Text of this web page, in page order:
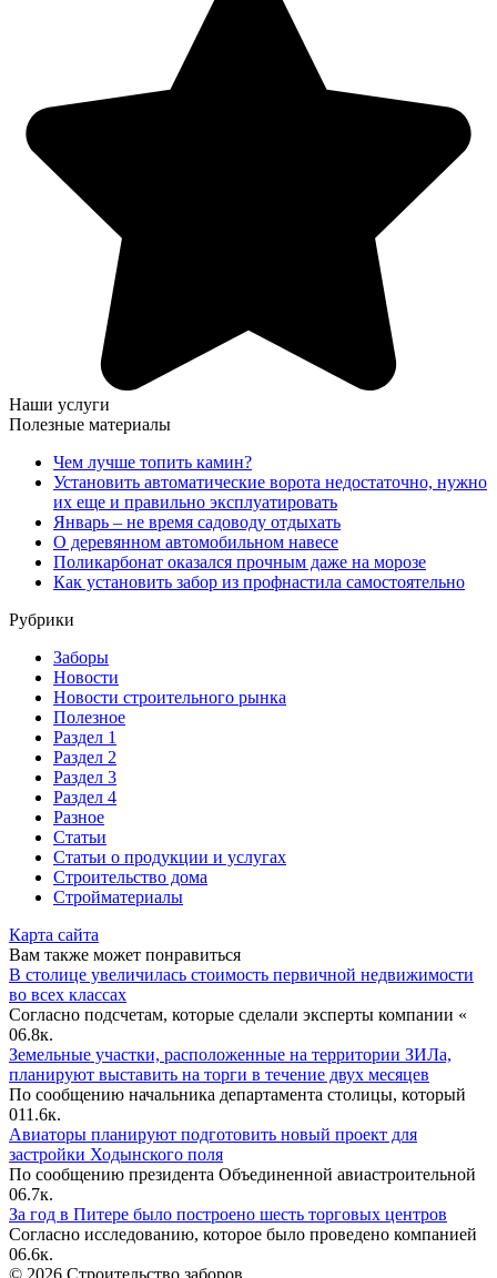
Наши услуги
Полезные материалы
Чем лучше топить камин?
Установить автоматические ворота недостаточно, нужно
их еще и правильно эксплуатировать
Январь – не время садоводу отдыхать
О деревянном автомобильном навесе
Поликарбонат оказался прочным даже на морозе
Как установить забор из профнастила самостоятельно
Рубрики
Заборы
Новости
Новости строительного рынка
Полезное
Раздел 1
Раздел 2
Раздел 3
Раздел 4
Разное
Статьи
Статьи o продукции и услугах
Строительство дома
Стройматериалы
Карта сайта
Вам также может понравиться
В столице увеличилась стоимость первичной недвижимости
во всех классах
Согласно подсчетам, которые сделали эксперты компании «
06.8к.
Земельные участки, расположенные на территории ЗИЛа,
планируют выставить на торги в течение двух месяцев
По сообщению начальника департамента столицы, который
011.6к.
Авиаторы планируют подготовить новый проект для
застройки Ходынского поля
По сообщению президента Объединенной авиастроительной
06.7к.
За год в Питере было построено шесть торговых центров
Согласно исследованию, которое было проведено компанией
06.6к.
© 2026 Строительство заборов